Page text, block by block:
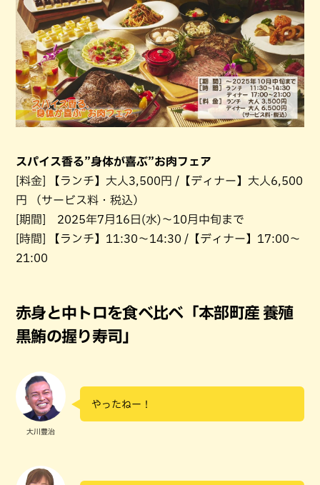
スパイス香る”身体が喜ぶ”お肉フェア
[料金] 【ランチ】大人3,500円 /【ディナー】大人6,500
円 （サービス料・税込）
[期間] 2025年7月16日(水)～10月中旬まで
[時間] 【ランチ】11:30～14:30 /【ディナー】17:00～
21:00
赤身と中トロを食べ比べ「本部町産 養殖
黒鮪の握り寿司」
大川豊治
やったねー！